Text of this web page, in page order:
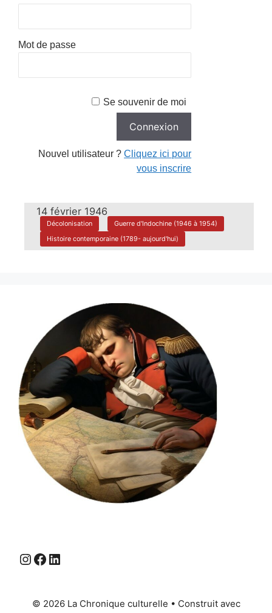
Mot de passe
Se souvenir de moi
Nouvel utilisateur ?Cliquez ici pour
vous inscrire
14 février 1946
Décolonisation
Guerre d'Indochine (1946 à 1954)
Histoire contemporaine (1789- aujourd'hui)
Instagram
Facebook
LinkedIn
© 2026 La Chronique culturelle • Construit avec